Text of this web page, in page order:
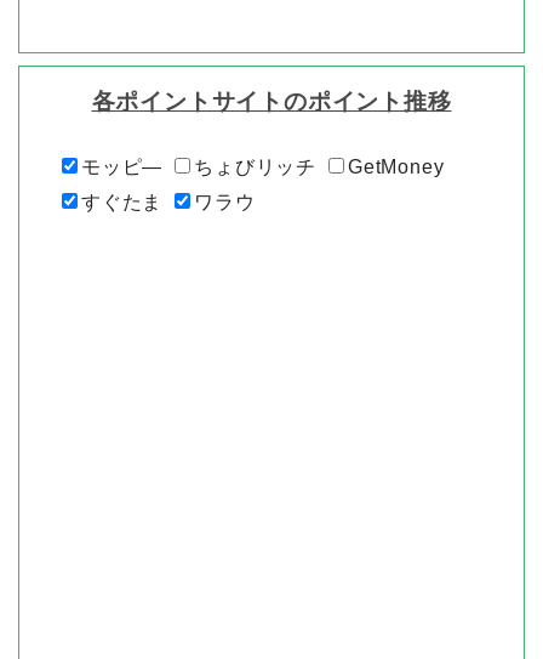
各ポイントサイトのポイント推移
モッピ― ちょびリッチ
GetMoney
すぐたま
ワラウ